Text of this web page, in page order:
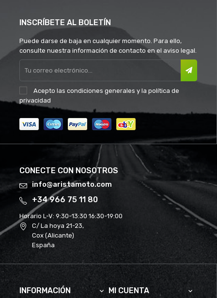
INSCRÍBETE AL BOLETÍN
Puede darse de baja en cualquier momento. Para ello,
consulte nuestra información de contacto en el aviso legal.
Acepto las condiciones generales y la política de
privacidad
CONECTE CON NOSOTROS
info@aristamoto.com
+34 966 75 11 80
Horario L-V: 9:30-13:30 16:30-19:00
C/ La hoya 21-23,
Cox (Alicante)
España
INFORMACIÓN  MI CUENTA 